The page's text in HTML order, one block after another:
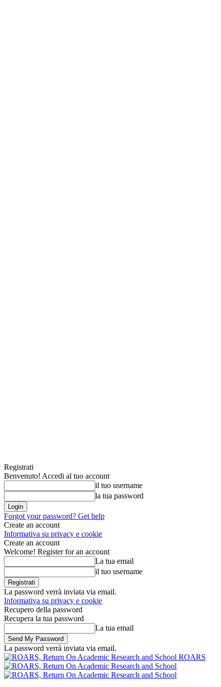
Registrati
Benvenuto! Accedi al tuo account
il tuo username
la tua password
Forgot your password? Get help
Create an account
Informativa su privacy e cookie
Create an account
Welcome! Register for an account
La tua email
il tuo username
La password verrà inviata via email.
Informativa su privacy e cookie
Recupero della password
Recupera la tua password
La tua email
La password verrà inviata via email.
ROARS